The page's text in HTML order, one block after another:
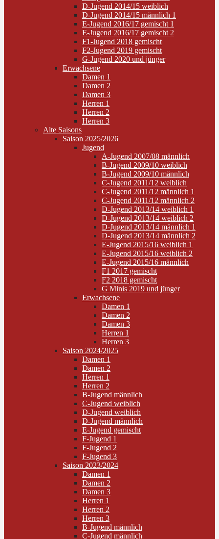
D-Jugend 2014/15 weiblich
D-Jugend 2014/15 männlich 1
E-Jugend 2016/17 gemischt 1
E-Jugend 2016/17 gemischt 2
F1-Jugend 2018 gemischt
F2-Jugend 2019 gemischt
G-Jugend 2020 und jünger
Erwachsene
Damen 1
Damen 2
Damen 3
Herren 1
Herren 2
Herren 3
Alte Saisons
Saison 2025/2026
Jugend
A-Jugend 2007/08 männlich
B-Jugend 2009/10 weiblich
B-Jugend 2009/10 männlich
C-Jugend 2011/12 weiblich
C-Jugend 2011/12 männlich 1
C-Jugend 2011/12 männlich 2
D-Jugend 2013/14 weiblich 1
D-Jugend 2013/14 weiblich 2
D-Jugend 2013/14 männlich 1
D-Jugend 2013/14 männlich 2
E-Jugend 2015/16 weiblich 1
E-Jugend 2015/16 weiblich 2
E-Jugend 2015/16 männlich
F1 2017 gemischt
F2 2018 gemischt
G Minis 2019 und jünger
Erwachsene
Damen 1
Damen 2
Damen 3
Herren 1
Herren 3
Saison 2024/2025
Damen 1
Damen 2
Herren 1
Herren 2
B-Jugend männlich
C-Jugend weiblich
D-Jugend weiblich
D-Jugend männlich
E-Jugend gemischt
F-Jugend 1
F-Jugend 2
F-Jugend 3
Saison 2023/2024
Damen 1
Damen 2
Damen 3
Herren 1
Herren 2
Herren 3
B-Jugend männlich
C-Jugend männlich